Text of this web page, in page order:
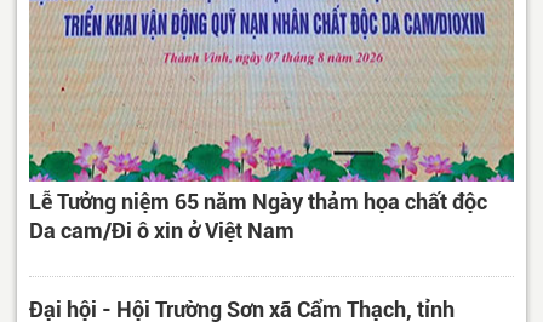
Lễ Tưởng niệm 65 năm Ngày thảm họa chất độc
Da cam/Đi ô xin ở Việt Nam
Đại hội - Hội Trường Sơn xã Cẩm Thạch, tỉnh